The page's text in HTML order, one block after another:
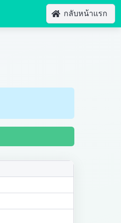
กลับหน้าแรก